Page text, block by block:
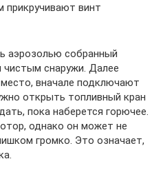
прикручивают винт
аэрозолью собранный
снаружи. Далее
вначале подключают
открыть топливный кран
пока наберется горючее.
однако он может не
громко. Это означает,